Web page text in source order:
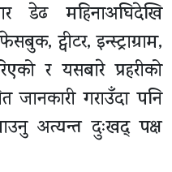
डेढ महिनाअघिदेखि
ट्वीटर, इन्स्ट्राग्राम,
र यसबारे प्रहरीको
जानकारी गराउँदा पनि
अत्यन्त दुःखद् पक्ष